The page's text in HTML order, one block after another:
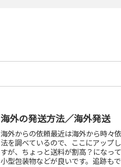
海外の発送方法／海外発送
海外からの依頼最近は海外から時々
法を調べているので、ここにアップ
すが、ちょっと送料が割高？になっ
小型包装物などが良いです。追跡も